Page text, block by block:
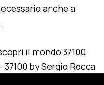
anche a
il mondo 37100.